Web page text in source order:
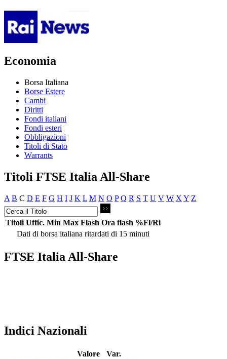
Economia
Borsa Italiana
Borse Estere
Cambi
Diritti
Fondi italiani
Fondi esteri
Obbligazioni
Titoli di Stato
Warrants
Titoli FTSE Italia All-Share
A B C D E F G H I J K L M N O P Q R S T U V W X Y Z
Titoli Uffic. Min Max Flash Ora flash %Fl/Ri
Dati di borsa italiana ritardati di 15 minuti
FTSE Italia All-Share
Indici Nazionali
Valore
Var.